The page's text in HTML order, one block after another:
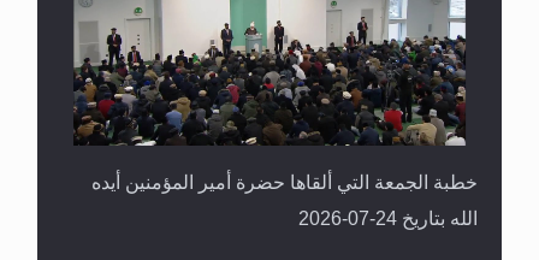
خطبة الجمعة التي ألقاها حضرة أمير المؤمنين أيده
الله بتاريخ 24-07-2026